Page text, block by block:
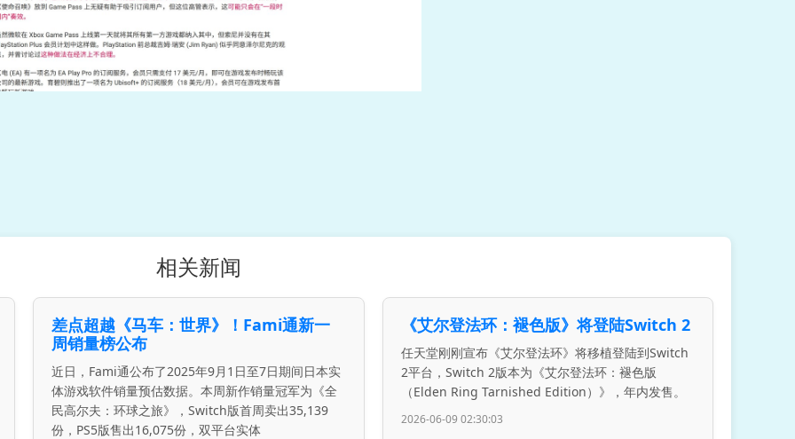
相关新闻
差点超越《马车：世界》！Fami通新一
周销量榜公布
近日，Fami通公布了2025年9月1日至7日期间日本实
体游戏软件销量预估数据。本周新作销量冠军为《全
民高尔夫：环球之旅》，Switch版首周卖出35,139
份，PS5版售出16,075份，双平台实体
《艾尔登法环：褪色版》将登陆Switch 2
任天堂刚刚宣布《艾尔登法环》将移植登陆到Switch
2平台，Switch 2版本为《艾尔登法环：褪色版
（Elden Ring Tarnished Edition）》，年内发售。
2026-06-09 02:30:03